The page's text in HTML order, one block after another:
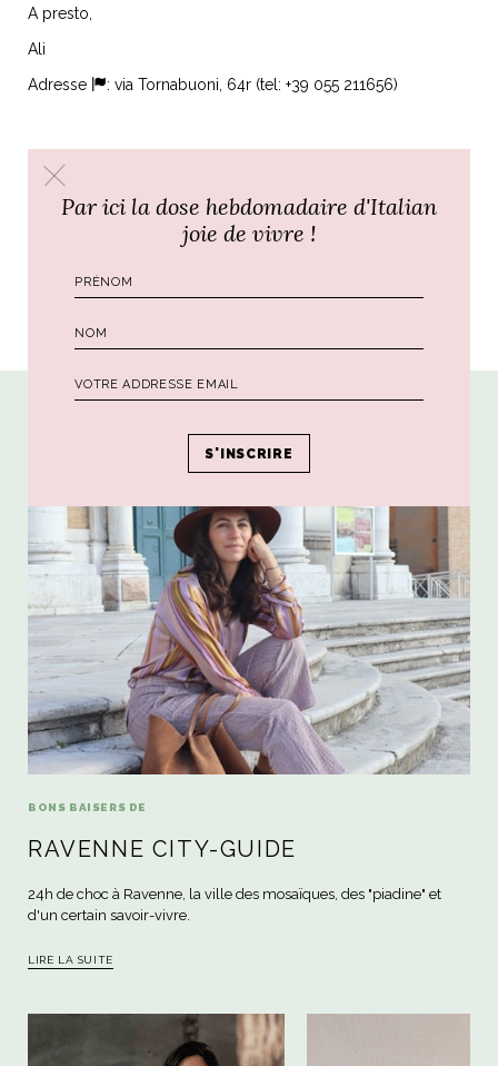
A presto,
Ali
Adresse
: via Tornabuoni, 64r (tel: +39 055 211656)
Par Ali
BONS BAISERS DE
RAVENNE CITY-GUIDE
24h de choc à Ravenne, la ville des mosaïques, des "piadine" et
d'un certain savoir-vivre.
LIRE LA SUITE
Par ici la dose hebdomadaire d'Italian
joie de vivre !